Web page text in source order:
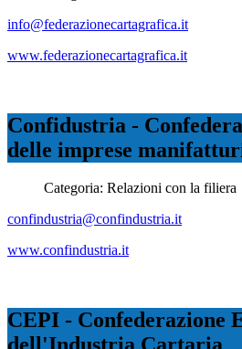
info@federazionecartagrafica.it
www.federazionecartagrafica.it
Confidustria -
delle imprese
Categoria: Relazioni con la filiera
confindustria@confindustria.it
www.confindustria.it
CEPI - Confederazione